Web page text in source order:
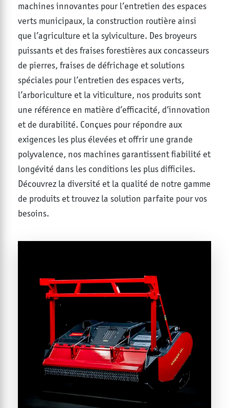
machines innovantes pour l’entretien des espaces
verts municipaux, la construction routière ainsi
que l’agriculture et la sylviculture. Des broyeurs
puissants et des fraises forestières aux concasseurs
de pierres, fraises de défrichage et solutions
spéciales pour l’entretien des espaces verts,
l’arboriculture et la viticulture, nos produits sont
une référence en matière d’efficacité, d’innovation
et de durabilité. Conçues pour répondre aux
exigences les plus élevées et offrir une grande
polyvalence, nos machines garantissent fiabilité et
longévité dans les conditions les plus difficiles.
Découvrez la diversité et la qualité de notre gamme
de produits et trouvez la solution parfaite pour vos
besoins.